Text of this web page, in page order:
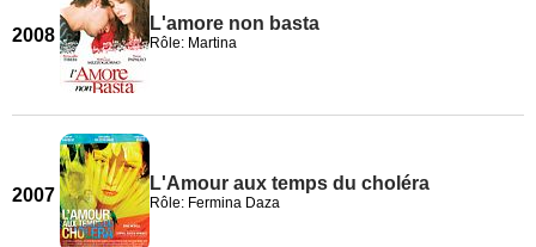
2008
L'amore non basta
Rôle: Martina
2007
L'Amour aux temps du choléra
Rôle: Fermina Daza